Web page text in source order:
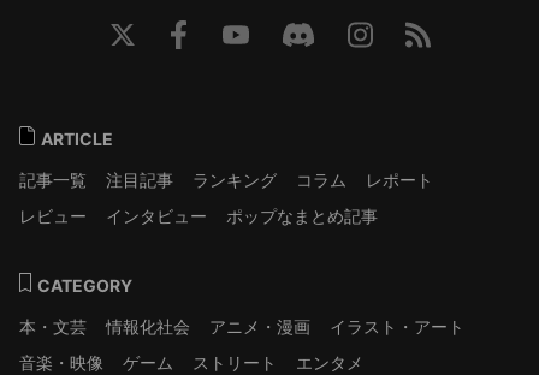
ARTICLE
記事一覧
注目記事 ランキング コラム
レポート
レビュー
インタビュー ポップなまとめ記事
CATEGORY
本・文芸
情報化社会 アニメ・漫画
イラスト・アート
音楽・映像
ゲーム ストリート エンタメ